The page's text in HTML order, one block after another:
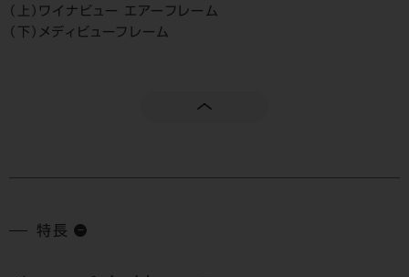
（上）ワイナビュー エアーフレーム
（下）メディビューフレーム
特長